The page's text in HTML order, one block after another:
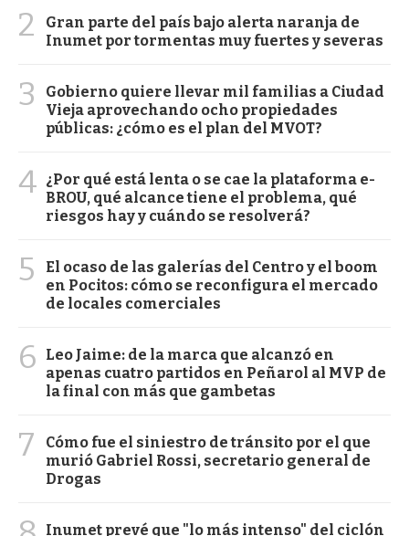
2
Gran parte del país bajo alerta naranja de
Inumet por tormentas muy fuertes y severas
3
Gobierno quiere llevar mil familias a Ciudad
Vieja aprovechando ocho propiedades
públicas: ¿cómo es el plan del MVOT?
4 ¿Por qué está lenta o se cae la plataforma e-
BROU, qué alcance tiene el problema, qué
riesgos hay y cuándo se resolverá?
5
El ocaso de las galerías del Centro y el boom
en Pocitos: cómo se reconfigura el mercado
de locales comerciales
6
Leo Jaime: de la marca que alcanzó en
apenas cuatro partidos en Peñarol al MVP de
la final con más que gambetas
7
Cómo fue el siniestro de tránsito por el que
murió Gabriel Rossi, secretario general de
Drogas
Inumet prevé que "lo más intenso" del ciclón